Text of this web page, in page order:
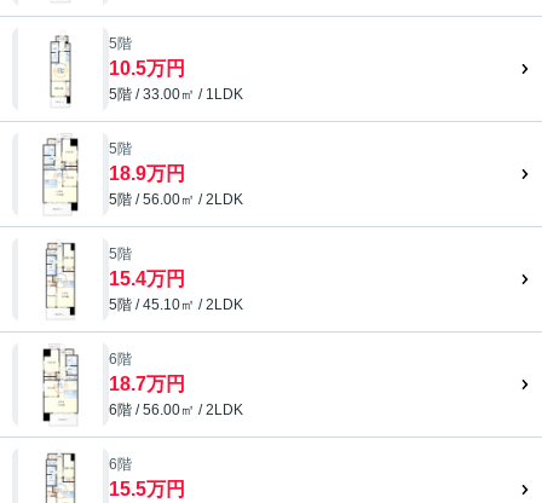
5階
10.5万円
5階 / 33.00㎡ / 1LDK
5階
18.9万円
5階 / 56.00㎡ / 2LDK
5階
15.4万円
5階 / 45.10㎡ / 2LDK
6階
18.7万円
6階 / 56.00㎡ / 2LDK
6階
15.5万円